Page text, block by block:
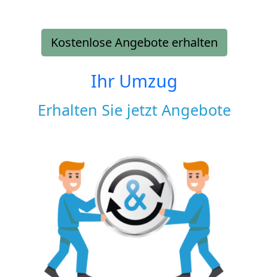
Kostenlose Angebote erhalten
Ihr Umzug
Erhalten Sie jetzt Angebote